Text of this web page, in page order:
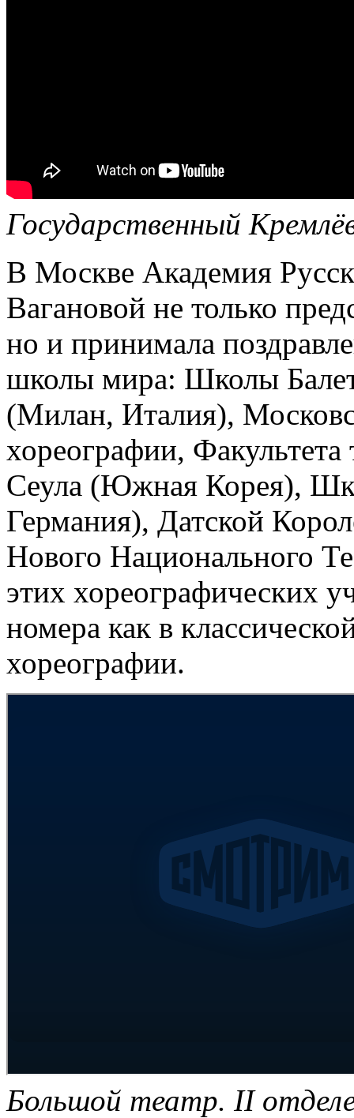
Государственный
В Москве Академия
Вагановой не только
но и принимала
школы мира: Школы
(Милан, Италия),
хореографии, Факультета
Сеула (Южная Корея),
Германия), Датской
Нового Национального
этих хореографических
номера как в
хореографии.
Большой театр. II